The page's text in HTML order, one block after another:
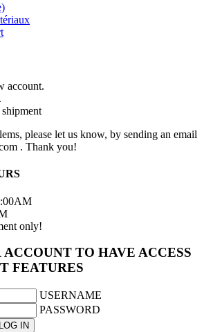
account.
shipment
please let us know, by sending an email
. Thank you!
only!
ACCOUNT TO HAVE ACCESS
FEATURES
USERNAME
PASSWORD